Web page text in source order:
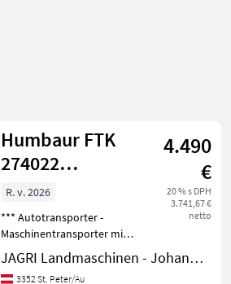
Humbaur FTK
274022
Autotransporter
- kippbar
4.490
€
20 % s DPH
3.741,67 €
netto
R. v. 2026
*** Autotransporter -
Maschinentransporter mit
Kippfunktion - HUMBAUR
FTK 274022, *** Aufpreis:
JAGRI Landmaschinen - Johannes Amesbichler
3352 St. Peter/Au